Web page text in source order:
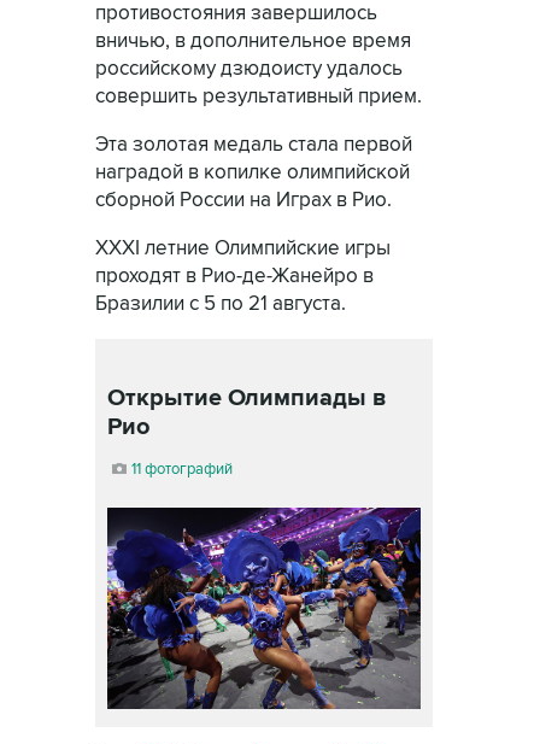
противостояния завершилось
вничью, в дополнительное время
российскому дзюдоисту удалось
совершить результативный прием.
Эта золотая медаль стала первой
наградой в копилке олимпийской
сборной России на Играх в Рио.
XXXI летние Олимпийские игры
проходят в Рио-де-Жанейро в
Бразилии с 5 по 21 августа.
Открытие Олимпиады в
Рио
11 фотографий